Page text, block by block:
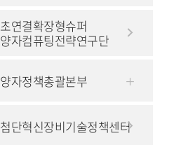
초연결확장형슈퍼
양자컴퓨팅전략연구단
양자정책총괄본부
첨단혁신장비기술정책센터